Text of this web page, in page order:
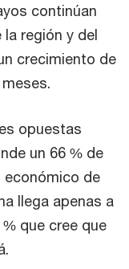
continúan
región y del
crecimiento de
opuestas
un 66 % de
económico de
llega apenas a
que cree que